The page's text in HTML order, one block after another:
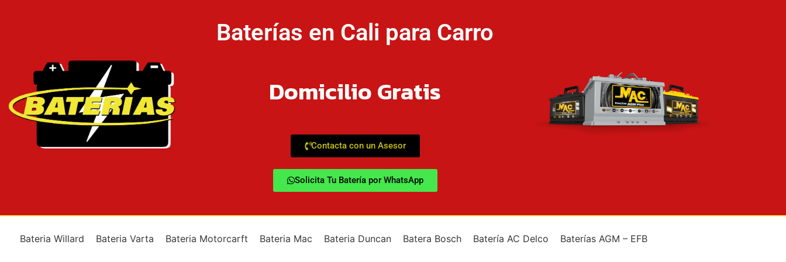
Baterías en Cali para Carro
Domicilio Gratis
Contacta con un Asesor
Solicita Tu Batería por WhatsApp
Bateria Willard Bateria Varta Bateria Motorcarft Bateria Mac Bateria Duncan Batera Bosch Batería AC Delco Baterías AGM – EFB